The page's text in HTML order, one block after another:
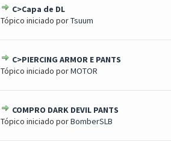
C>Capa de DL
Tópico iniciado porTsuum
C>PIERCING ARMOR E PANTS
Tópico iniciado porMOTOR
1 Voto(s) - 5 de 5 em média
12 34
COMPRO DARK DEVIL PANTS
Tópico iniciado porBomberSLB
1 Voto(s) - 5 de 5 em média
1 23